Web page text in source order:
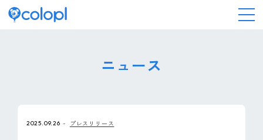
ニュース
2025.09.26 プレスリリース